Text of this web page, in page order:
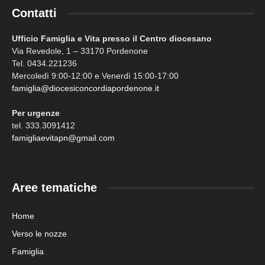
Contatti
Ufficio Famiglia e Vita presso il Centro diocesano
Via Revedole, 1 – 33170 Pordenone
Tel. 0434.221236
Mercoledì 9:00-12:00 e Venerdì 15:00-17:00
famiglia@diocesiconcordiapordenone.it
Per urgenze
tel. 333.3091412
famigliaevitapn@gmail.com
Aree tematiche
Home
Verso le nozze
Famiglia